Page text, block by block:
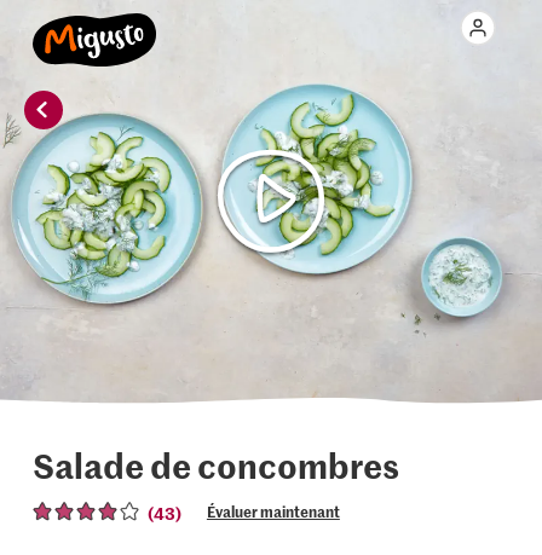
Salade de concombres
(43) Évaluer maintenant